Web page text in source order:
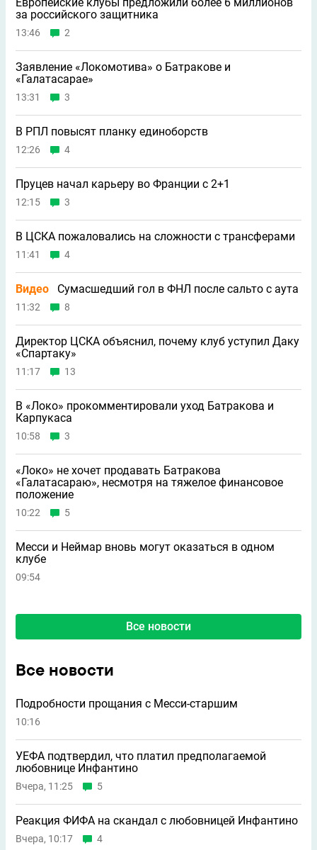
за российского защитника
13:46 2
Заявление «Локомотива» о Батракове и
«Галатасарае»
13:31 3
В РПЛ повысят планку единоборств
12:26 4
Пруцев начал карьеру во Франции с 2+1
12:15 3
В ЦСКА пожаловались на сложности с трансферами
11:41 4
Видео Сумасшедший гол в ФНЛ после сальто с аута
11:32 8
Директор ЦСКА объяснил, почему клуб уступил Даку
«Спартаку»
11:17 13
В «Локо» прокомментировали уход Батракова и
Карпукаса
10:58 3
«Локо» не хочет продавать Батракова
«Галатасараю», несмотря на тяжелое финансовое
положение
10:22 5
Месси и Неймар вновь могут оказаться в одном
клубе
09:54
Все новости
Все новости
Подробности прощания с Месси-старшим
10:16
УЕФА подтвердил, что платил предполагаемой
любовнице Инфантино
Вчера, 11:25 5
Реакция ФИФА на скандал с любовницей Инфантино
Вчера, 10:17 4